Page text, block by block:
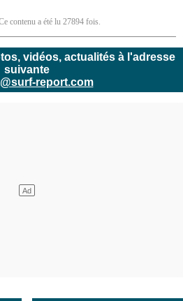
Ce contenu a été lu 27894 fois.
vidéos, actualités à l'adresse
suivante
report.com